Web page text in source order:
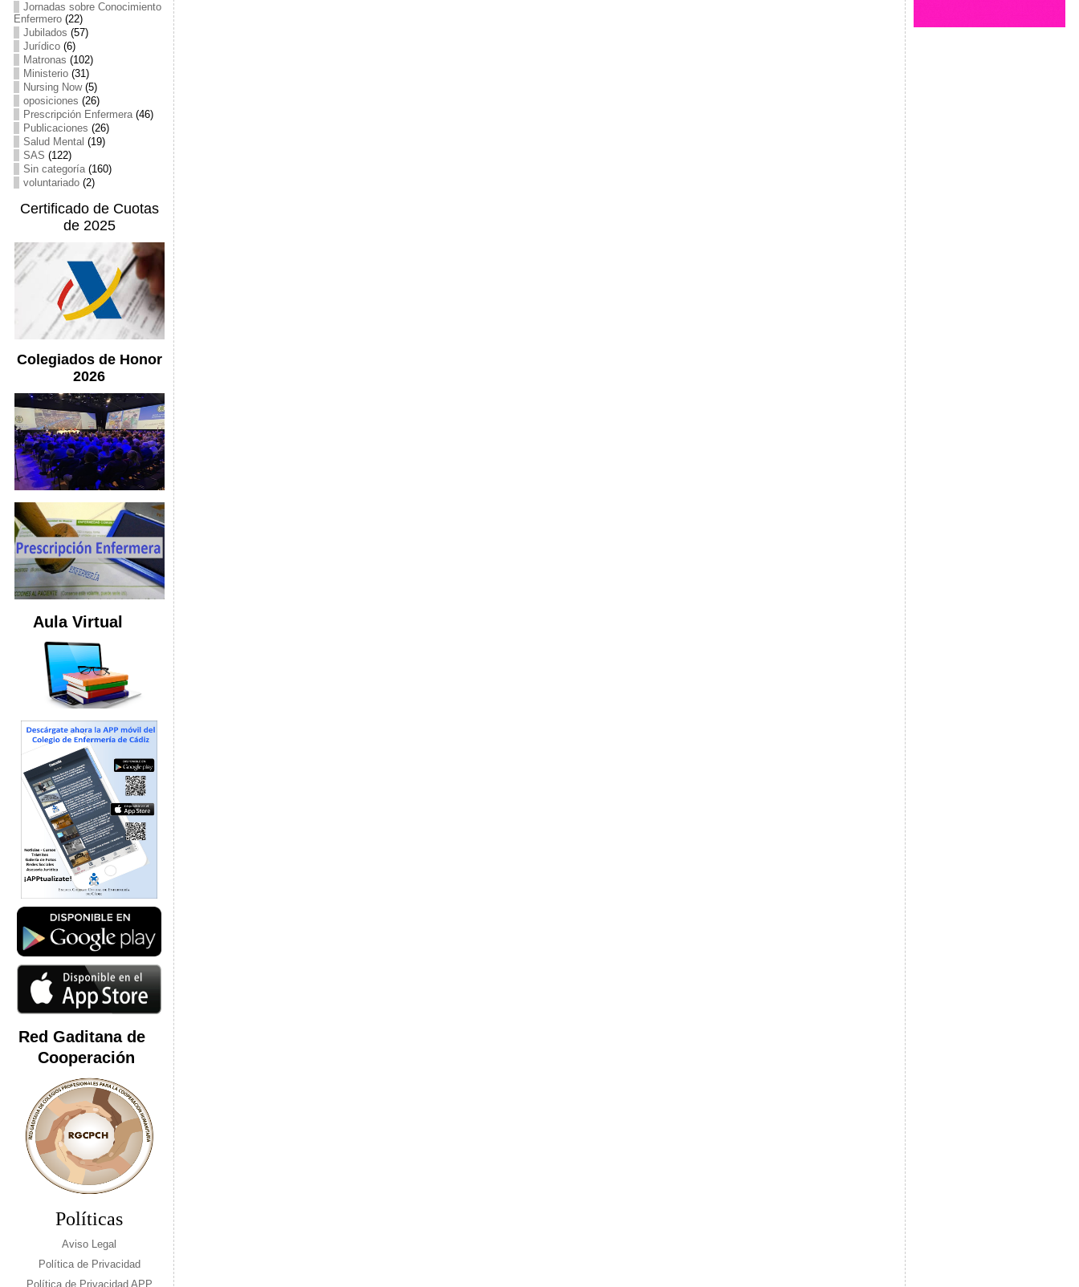
Jornadas sobre Conocimiento
Enfermero(22)
Jubilados (57)
Jurídico(6)
Matronas (102)
Ministerio(31)
Nursing Now(5)
oposiciones (26)
Prescripción Enfermera(46)
Publicaciones (26)
Salud Mental (19)
SAS (122)
Sin categoría(160)
voluntariado(2)
Certificado de Cuotas
de 2025
Colegiados de Honor
2026
Aula Virtual
Red Gaditana de
Cooperación
Políticas
Aviso Legal
Política de Privacidad
Política de Privacidad APP